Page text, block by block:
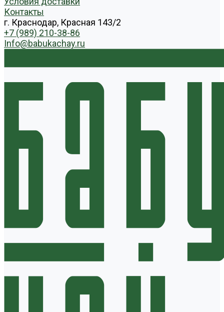
Контакты
г. Краснодар, Красная 143/2
+7 (989) 210-38-86
Info@babukachay.ru